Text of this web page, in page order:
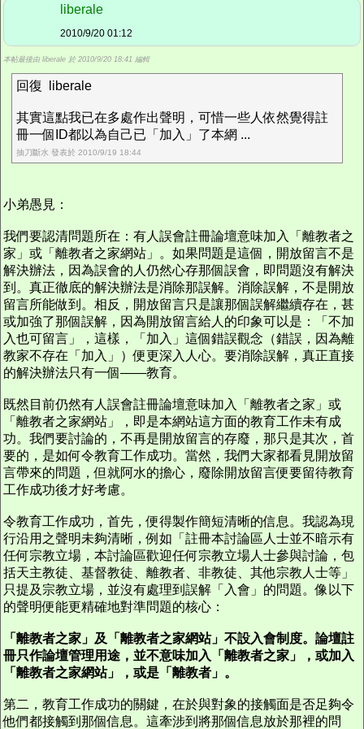
liberale
2010/9/20 01:12
本帖最後由 liberale 於 2010/9/20 18:41 編輯
回復 liberale
其實這點我已在多處作出聲明，可惜一些人依然覺得註
冊一個ID都以為自己已「加入」了本網 ...
抽刀斷水 發表於 2010/9/19 18:44
小弟愚見：
我們要認清問題所在：有人誤會註冊論壇意味加入「離教者之
家」或「離教者之家網站」。如果問題是這個，開放留言不是
解決辦法，因為誤會的人仍然心存那個誤會，即問題沒有解決
到。真正徹底的解決辦法是消除那誤解。消除誤解，不是開放
留言所能做到。相反，開放留言只是讓那個誤解繼續存在，甚
或加強了那個誤解，因為開放留言給人的印象可以是：「不加
入也可留言」，這樣，「加入」這個錯誤觀念（錯誤，因為離
教家不存在「加入」）便更深入人心。要消除誤解，真正直接
的解決辦法只有一個——教育。
既然目前仍然有人誤會註冊論壇意味加入「離教者之家」或
「離教者之家網站」，即是本網站這方面的教育工作未有成
功。我們要討論的，不再是開放留言的存廢，那只是其次，首
要的，是如何令教育工作成功。當然，我們大家都看見開放留
言帶來的問題，但就阿水的擔心，廢除開放留言便要留待教育
工作成功後才好考慮。
令教育工作成功，首先，便得製作簡短清晰的信息。我認為現
行沿用之聲明未夠清晰，例如「註冊本討論區人士並不暗示有
任何宗教立場，本討論區歡迎任何宗教立場人士參與討論，包
括天主教徒、基督教徒、離教者、非教徒、其他宗教人士等」
只提及宗教立場，並沒有處理到誤解「入會」的問題。像以下
的聲明便能更精確地對準問題的核心：
「離教者之家」及「離教者之家網站」不設入會制度。論壇註
冊只作論壇管理用途，並不意味加入「離教者之家」，或加入
「離教者之家網站」，或是「離教者」。
第二，教育工作成功的關鍵，在於與對象的接觸面是否足夠令
他們都接觸到那個信息。這牽涉到將那個信息放於那裡的問